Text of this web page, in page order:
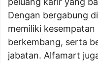
Dengan bergabung
memiliki
berkembang, serta
jabatan. Alfamart